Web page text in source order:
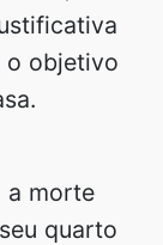
o objetivo
a morte
quarto